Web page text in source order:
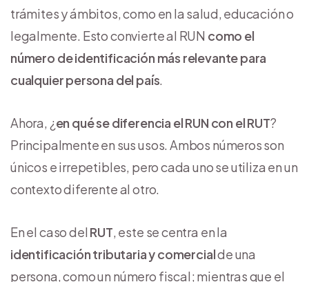
trámites y ámbitos, como en la salud, educación o
legalmente. Esto convierte al RUN como el
número de identificación más relevante para
cualquier persona del país
Ahora, ¿en qué se diferencia el RUN con el RUT?
Principalmente en sus usos. Ambos números son
únicos e irrepetibles, pero cada uno se utiliza en un
contexto diferente al otro.
En el caso del RUT , este se centra en la
identificación tributaria y comercialde una
persona, como un número fiscal; mientras que el